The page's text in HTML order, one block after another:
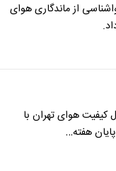
از ماندگاری هوای
هوای تهران با
هفته…